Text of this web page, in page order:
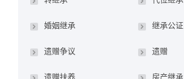
婚姻继承 继承公证
遗赠争议 遗赠
遗赠扶养 房产继承